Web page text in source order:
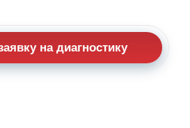
на диагностику